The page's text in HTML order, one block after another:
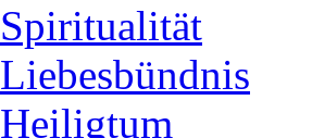
Spiritualität
Liebesbündnis
Heiligtum